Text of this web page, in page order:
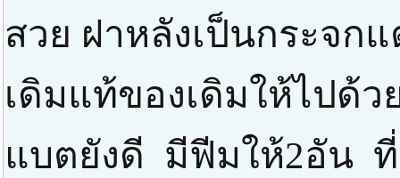
สวย ฝาหลังเป็นกระจก
เดิมแท้ของเดิมให้ไปด้
แบตยังดี มีฟีมให้2อัน ที่